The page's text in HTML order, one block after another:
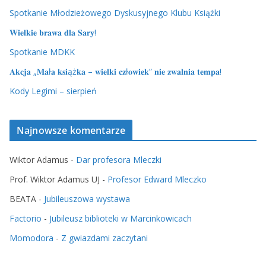
Spotkanie Młodzieżowego Dyskusyjnego Klubu Książki
𝐖𝐢𝐞𝐥𝐤𝐢𝐞 𝐛𝐫𝐚𝐰𝐚 𝐝𝐥𝐚 𝐒𝐚𝐫𝐲!
Spotkanie MDKK
𝐀𝐤𝐜𝐣𝐚 „𝐌𝐚ł𝐚 𝐤𝐬𝐢ąż𝐤𝐚 – 𝐰𝐢𝐞𝐥𝐤𝐢 𝐜𝐳ł𝐨𝐰𝐢𝐞𝐤” 𝐧𝐢𝐞 𝐳𝐰𝐚𝐥𝐧𝐢𝐚 𝐭𝐞𝐦𝐩𝐚!
Kody Legimi – sierpień
Najnowsze komentarze
Wiktor Adamus - Dar profesora Mleczki
Prof. Wiktor Adamus UJ - Profesor Edward Mleczko
BEATA - Jubileuszowa wystawa
Factorio - Jubileusz biblioteki w Marcinkowicach
Momodora - Z gwiazdami zaczytani